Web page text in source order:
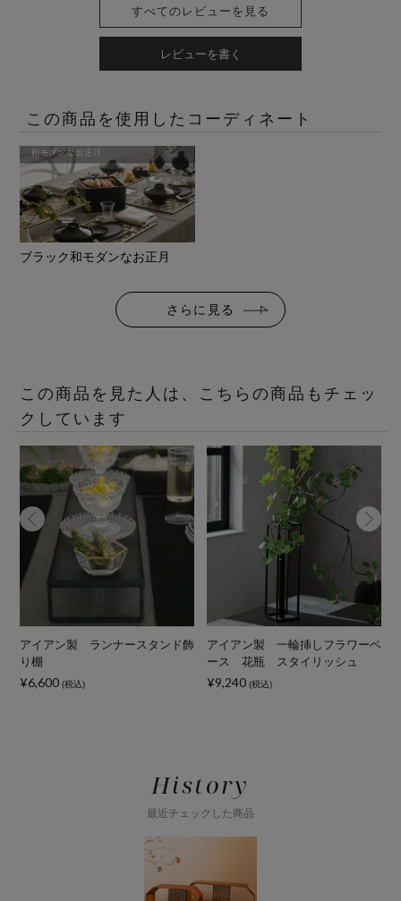
すべてのレビューを見る
レビューを書く
この商品を使用したコーディネート
ブラック和モダンなお正月
さらに見る
この商品を見た人は、こちらの商品もチェッ
クしています
アイアン製 ランナースタンド飾
り棚
¥6,600 (税込)
アイアン製 一輪挿しフラワーベ
ース 花瓶 スタイリッシュ
¥9,240 (税込)
History
最近チェックした商品